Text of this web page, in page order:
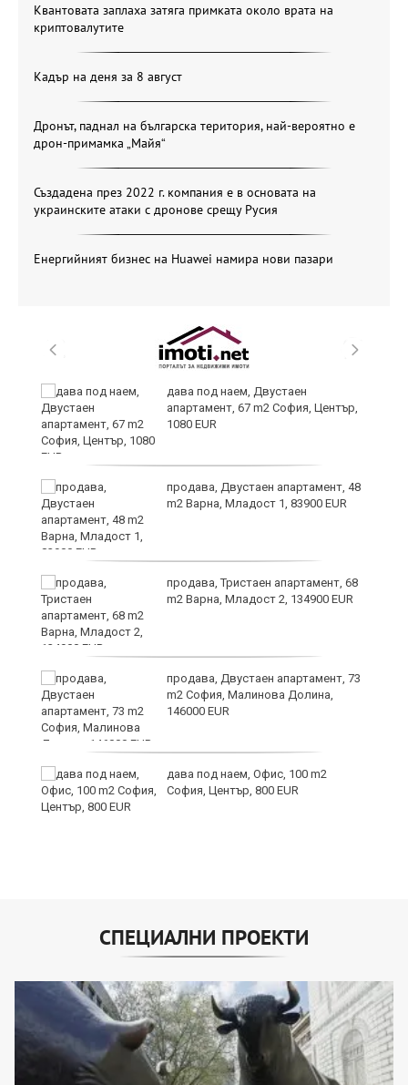
Квантовата заплаха затяга примката около врата на
криптовалутите
Кадър на деня за 8 август
Дронът, паднал на българска територия, най-вероятно е
дрон-примамка „Майя“
Създадена през 2022 г. компания е в основата на
украинските атаки с дронове срещу Русия
Енергийният бизнес на Huawei намира нови пазари
дава под наем, Двустаен
апартамент, 67 m2 София, Център,
1080 EUR
продава, Двустаен апартамент, 48
m2 Варна, Младост 1, 83900 EUR
продава, Тристаен апартамент, 68
m2 Варна, Младост 2, 134900 EUR
продава, Двустаен апартамент, 73
m2 София, Малинова Долина,
146000 EUR
дава под наем, Офис, 100 m2
София, Център, 800 EUR
СПЕЦИАЛНИ ПРОЕКТИ